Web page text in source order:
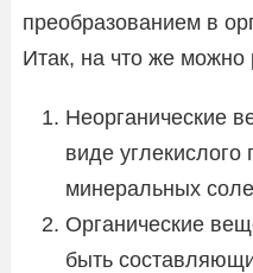
преобразованием в
Итак, на что же можно
Неорганические
виде углекислого
минеральных
Органические
быть